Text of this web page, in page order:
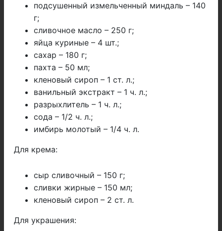
подсушенный измельченный миндаль – 140
г;
сливочное масло – 250 г;
яйца куриные – 4 шт.;
сахар – 180 г;
пахта – 50 мл;
кленовый сироп – 1 ст. л.;
ванильный экстракт – 1 ч. л.;
разрыхлитель – 1 ч. л.;
сода – 1/2 ч. л.;
имбирь молотый – 1/4 ч. л.
Для крема:
сыр сливочный – 150 г;
сливки жирные – 150 мл;
кленовый сироп – 2 ст. л.
Для украшения: